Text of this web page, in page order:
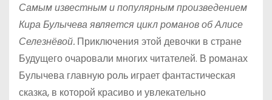
Самым известным и популярным произведением
Кира Булычева является цикл романов об Алисе
Селезнёвой. Приключения этой девочки в стране
Будущего очаровали многих читателей. В романах
Булычева главную роль играет фантастическая
сказка, в которой красиво и увлекательно